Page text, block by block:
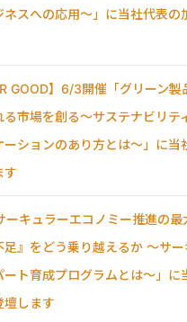
ネスへの応用〜」に当社代表の
GOOD】6/3開催「グリーン製
る市場を創る〜サステナビリテ
ーションのあり方とは〜」に当
す
ーキュラーエコノミー推進の最
足』をどう乗り越えるか ～サー
ート育成プログラムとは～」に
壇します